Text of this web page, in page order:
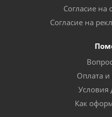
Согласие на
Согласие на
Оплата и
Условия
Как